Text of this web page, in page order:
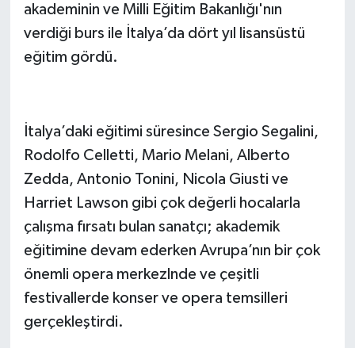
akademinin ve Milli Eğitim Bakanlığı'nın
verdiği burs ile İtalya’da dört yıl lisansüstü
eğitim gördü.
İtalya’daki eğitimi süresince Sergio Segalini,
Rodolfo Celletti, Mario Melani, Alberto
Zedda, Antonio Tonini, Nicola Giusti ve
Harriet Lawson gibi çok değerli hocalarla
çalışma fırsatı bulan sanatçı; akademik
eğitimine devam ederken Avrupa’nın bir çok
önemli opera merkezlnde ve çeşitli
festivallerde konser ve opera temsilleri
gerçekleştirdi.